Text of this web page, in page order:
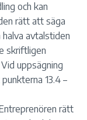
och kan
rätt att säga
avtalstiden
skriftligen
uppsägning
13.4 –
rätt